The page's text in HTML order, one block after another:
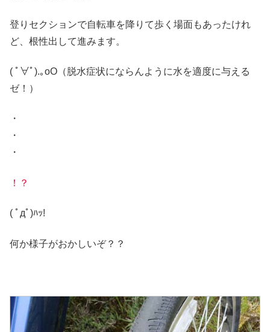
登りセクションで自転車を降りて歩く場面もあったけれ
ど、根性出して進みます。
( ﾟ∀ﾟ).｡oO（脱水症状にならんように水を適度に与える
ゼ！）
・
・
・
！？
( ﾟдﾟ)ﾊｯ!
何か様子がおかしいぞ？？